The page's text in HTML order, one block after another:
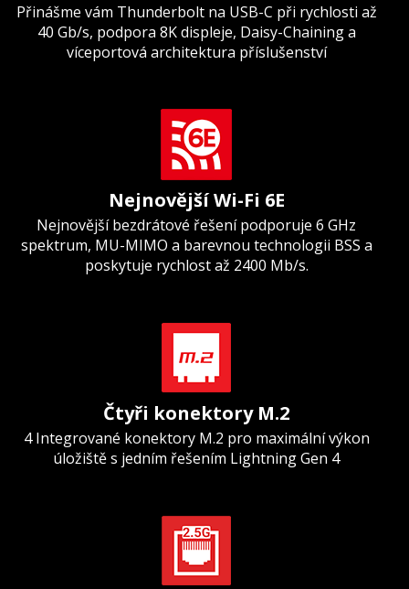
Přinášme vám Thunderbolt na USB-C při rychlosti až
40 Gb/s, podpora 8K displeje, Daisy-Chaining a
víceportová architektura příslušenství
Nejnovější Wi-Fi 6E
Nejnovější bezdrátové řešení podporuje 6 GHz
spektrum, MU-MIMO a barevnou technologii BSS a
poskytuje rychlost až 2400 Mb/s.
Čtyři konektory M.2
4 Integrované konektory M.2 pro maximální výkon
úložiště s jedním řešením Lightning Gen 4